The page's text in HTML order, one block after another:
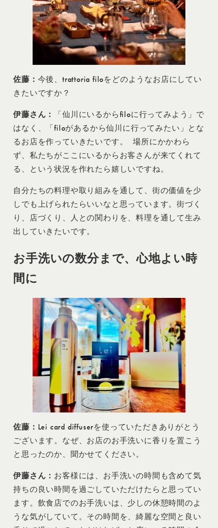
佐藤： 今後、trattoria filoをどのようなお店にしてい
きたいですか？
伊藤さん：
「仙川にいるからfiloに行ってみよう」で
はなく、「filoがあるから仙川に行ってみたい」とな
るお店を作っていきたいです。 場所にかかわら
ず、私たちがここにいるからお客さんが来てくれて
る、という状況を作れたら嬉しいですね。
自分たちの料理や取り組みを通して、街の価値を少
しでも上げられたらいいなと思っています。街づく
り、店づくり、人との関わりを、料理を通して生み
出していきたいです。
お手洗いの数分まで、心地よい時
間に
佐藤 ： Lei card diffuserを使っていただきありがとう
ございます。なぜ、お店のお手洗いに香りを置こう
と思ったのか、聞かせてください。
伊藤さん： お客様には、お手洗いの時間も含めて気
持ちの良い時間を過ごしていただけたらと思ってい
ます。飲食店でのお手洗いは、少しの休憩時間のよ
うな気がしていて。その時間を、綺麗な空間と良い